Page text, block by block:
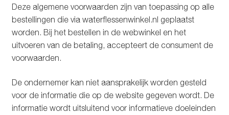
Reviews waterflessenwinkel.nl
Contact Waterflessenwinkel.nl
Deze algemene voorwaarden zijn van toepassing op alle
bestellingen die via waterflessenwinkel.nl geplaatst
worden. Bij het bestellen in de webwinkel en het
uitvoeren van de betaling, accepteert de consument de
voorwaarden.
De ondernemer kan niet aansprakelijk worden gesteld
voor de informatie die op de website gegeven wordt. De
informatie wordt uitsluitend voor informatieve doeleinden